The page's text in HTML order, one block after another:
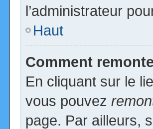
l’administrateur
Haut
Comment
En cliquant sur le
vous pouvez
page. Par ailleurs,